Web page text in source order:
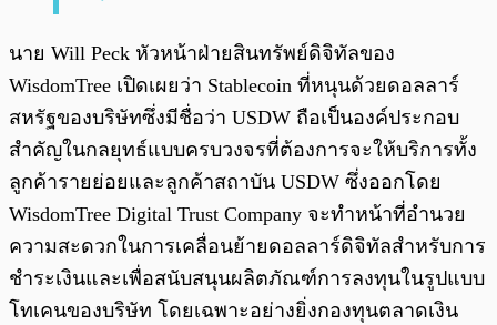
นาย Will Peck หัวหน้าฝ่ายสินทรัพย์ดิจิทัลของ
WisdomTree เปิดเผยว่า Stablecoin ที่หนุนด้วยดอลลาร์
สหรัฐของบริษัทซึ่งมีชื่อว่า USDW ถือเป็นองค์ประกอบ
สำคัญในกลยุทธ์แบบครบวงจรที่ต้องการจะให้บริการทั้ง
ลูกค้ารายย่อยและลูกค้าสถาบัน USDW ซึ่งออกโดย
WisdomTree Digital Trust Company จะทำหน้าที่อำนวย
ความสะดวกในการเคลื่อนย้ายดอลลาร์ดิจิทัลสำหรับการ
ชำระเงินและเพื่อสนับสนุนผลิตภัณฑ์การลงทุนในรูปแบบ
โทเคนของบริษัท โดยเฉพาะอย่างยิ่งกองทุนตลาดเงิน